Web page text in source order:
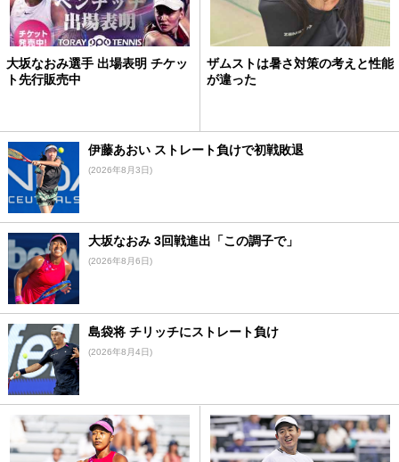
大坂なおみ選手 出場表明 チケッ
ト先行販売中
ザムストは暑さ対策の考えと性能
が違った
伊藤あおい ストレート負けで初戦敗退
(2026年8月3日)
大坂なおみ 3回戦進出「この調子で」
(2026年8月6日)
島袋将 チリッチにストレート負け
(2026年8月4日)